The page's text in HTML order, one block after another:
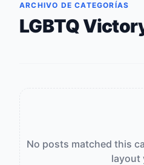
ARCHIVO DE CATEGORÍAS
LGBTQ
No posts matched this
layout